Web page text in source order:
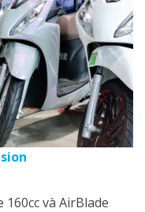
và AirBlade